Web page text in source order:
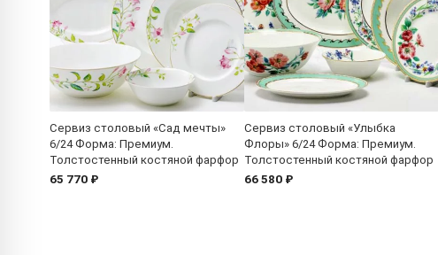
Сервиз столовый «Сад мечты»
6/24 Форма: Премиум.
Толстостенный костяной фарфор
65 770 ₽
Сервиз столовый «Улыбка
Флоры» 6/24 Форма: Премиум.
Толстостенный костяной фарфор
66 580 ₽